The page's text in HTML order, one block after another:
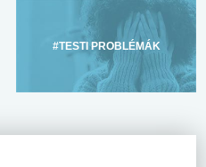
#TESTI PROBLÉMÁK